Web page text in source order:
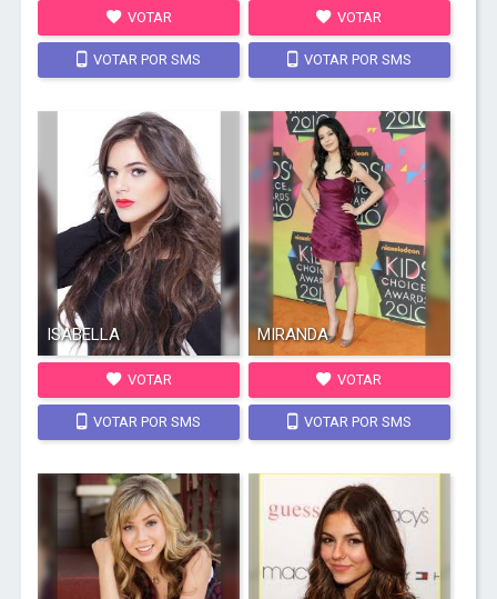
VOTAR
VOTAR POR SMS
VOTAR
VOTAR POR SMS
ISABELLA
VOTAR
VOTAR POR SMS
MIRANDA
VOTAR
VOTAR POR SMS